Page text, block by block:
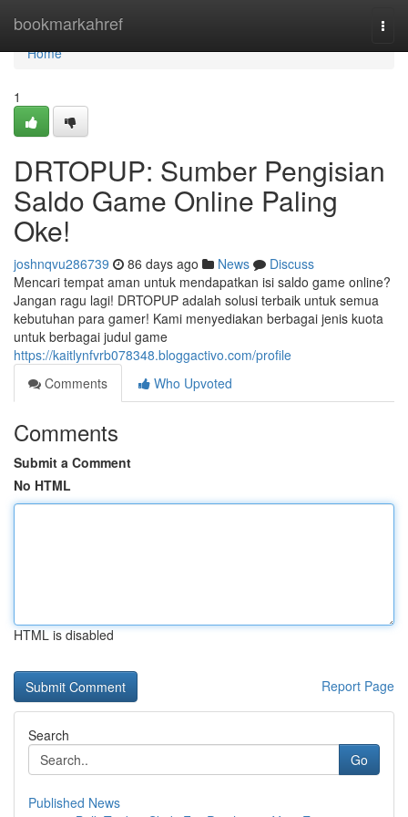
bookmarkahref
Home
Home
1
DRTOPUP: Sumber Pengisian
Saldo Game Online Paling
Oke!
joshnqvu286739 86 days ago News
Discuss
Mencari tempat aman untuk mendapatkan isi saldo game online?
Jangan ragu lagi! DRTOPUP adalah solusi terbaik untuk semua
kebutuhan para gamer! Kami menyediakan berbagai jenis kuota
untuk berbagai judul game
https://kaitlynfvrb078348.bloggactivo.com/profile
Comments
Who Upvoted
Comments
Submit a Comment
No HTML
HTML is disabled
Report Page
Search
Go
Published News